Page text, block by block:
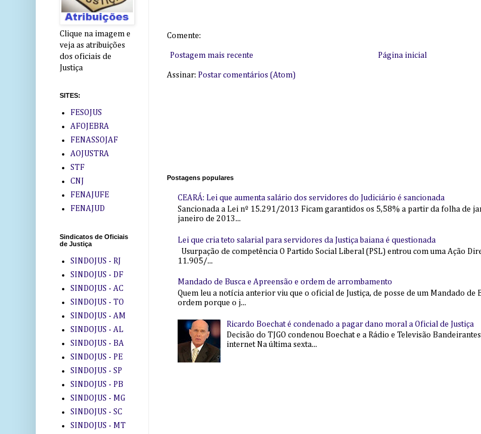
Comente:
Postagem mais recente Página inicial
Assinar: Postar comentários (Atom)
Postagens populares
CEARÁ: Lei que aumenta salário dos servidores do Judiciário é sancionada
Sancionada a Lei nº 15.291/2013 Ficam garantidos os 5,58% a partir da folha de
janeiro de 2013...
Lei que cria teto salarial para servidores da Justiça baiana é questionada
Usurpação de competência O Partido Social Liberal (PSL) entrou com uma Ação
11.905/...
Mandado de Busca e Apreensão e ordem de arrombamento
Quem leu a notícia anterior viu que o oficial de Justiça, de posse de um Mandado de
ordem porque o j...
Ricardo Boechat é condenado a pagar dano moral a Oficial de Justiça
Decisão do TJGO condenou Boechat e a Rádio e Televisão
internet Na última sexta...
Clique na imagem e
veja as atribuições
dos oficiais de
Justiça
SITES:
FESOJUS
AFOJEBRA
FENASSOJAF
AOJUSTRA
STF
CNJ
FENAJUFE
FENAJUD
Sindicatos de Oficiais
de Justiça
SINDOJUS - RJ
SINDOJUS - DF
SINDOJUS - AC
SINDOJUS - TO
SINDOJUS - AM
SINDOJUS - AL
SINDOJUS - BA
SINDOJUS - PE
SINDOJUS - SP
SINDOJUS - PB
SINDOJUS - MG
SINDOJUS - SC
SINDOJUS - MT